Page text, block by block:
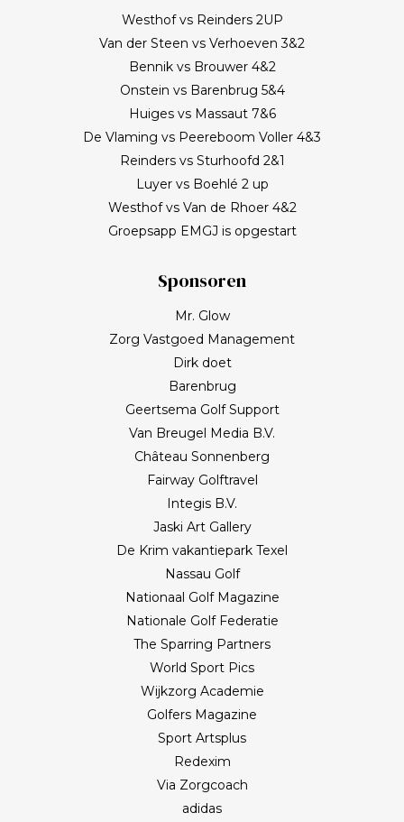
Westhof vs Reinders 2UP
Van der Steen vs Verhoeven 3&2
Bennik vs Brouwer 4&2
Onstein vs Barenbrug 5&4
Huiges vs Massaut 7&6
De Vlaming vs Peereboom Voller 4&3
Reinders vs Sturhoofd 2&1
Luyer vs Boehlé 2 up
Westhof vs Van de Rhoer 4&2
Groepsapp EMGJ is opgestart
Sponsoren
Mr. Glow
Zorg Vastgoed Management
Dirk doet
Barenbrug
Geertsema Golf Support
Van Breugel Media B.V.
Château Sonnenberg
Fairway Golftravel
Integis B.V.
Jaski Art Gallery
De Krim vakantiepark Texel
Nassau Golf
Nationaal Golf Magazine
Nationale Golf Federatie
The Sparring Partners
World Sport Pics
Wijkzorg Academie
Golfers Magazine
Sport Artsplus
Redexim
Via Zorgcoach
adidas